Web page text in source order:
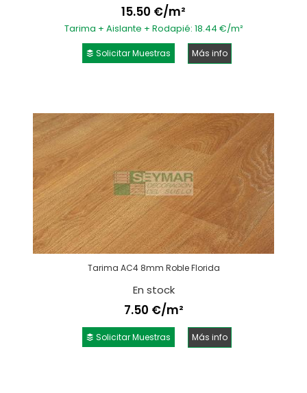
15.50 €/m²
Tarima + Aislante + Rodapié: 18.44 €/m²
Solicitar Muestras Más info
Tarima AC4 8mm Roble Florida
En stock
7.50 €/m²
Solicitar Muestras Más info